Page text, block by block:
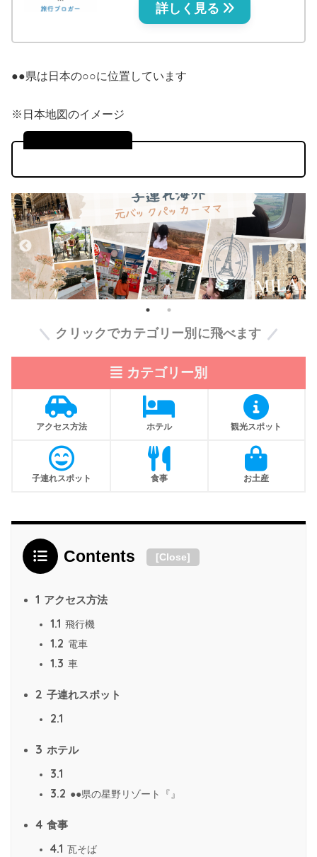
詳しく見る
●●県は日本の○○に位置しています
※日本地図のイメージ
クリックでカテゴリー別に飛べます
カテゴリー別
アクセス方法 ホテル 観光スポット
子連れスポット 食事 お土産
Contents [Close]
1 アクセス方法
1.1 飛行機
1.2 電車
1.3 車
2 子連れスポット
2.1
3 ホテル
3.1
3.2 ●●県の星野リゾート『』
4 食事
4.1 瓦そば